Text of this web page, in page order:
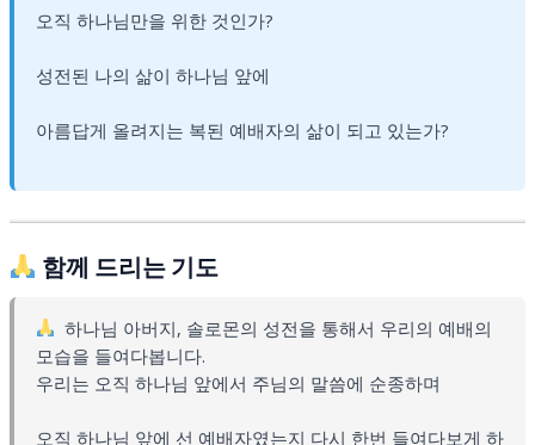
오직 하나님만을 위한 것인가?
성전된 나의 삶이 하나님 앞에
아름답게 올려지는 복된 예배자의 삶이 되고 있는가?
함께 드리는 기도
하나님 아버지, 솔로몬의 성전을 통해서 우리의 예배의
모습을 들여다봅니다.
우리는 오직 하나님 앞에서 주님의 말씀에 순종하며
오직 하나님 앞에 선 예배자였는지 다시 한번 들여다보게 하